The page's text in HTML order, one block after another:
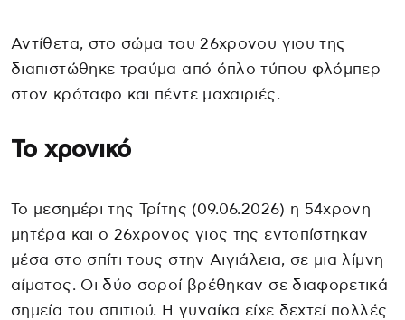
Αντίθετα, στο σώμα του 26χρονου γιου της
διαπιστώθηκε τραύμα από όπλο τύπου φλόμπερ
στον κρόταφο και πέντε μαχαιριές.
Το χρονικό
Το μεσημέρι της Τρίτης (09.06.2026) η 54χρονη
μητέρα και ο 26χρονος γιος της εντοπίστηκαν
μέσα στο σπίτι τους στην Αιγιάλεια, σε μια λίμνη
αίματος. Οι δύο σοροί βρέθηκαν σε διαφορετικά
σημεία του σπιτιού. Η γυναίκα είχε δεχτεί πολλές